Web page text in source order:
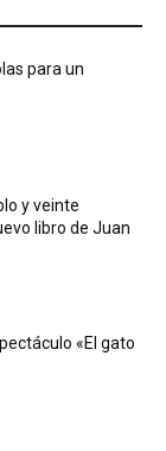
para un
y veinte
libro de Juan
«El gato